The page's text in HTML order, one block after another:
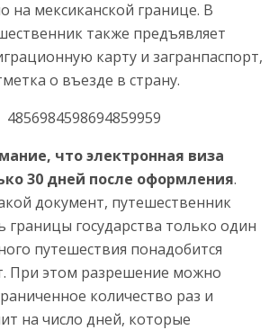
на мексиканской границе. В
также предъявляет
карту и загранпаспорт,
о въезде в страну.
что электронная виза
30 дней после оформления.
документ, путешественник
границы государства только один
путешествия понадобится
При этом разрешение можно
количество раз и
на число дней, которые